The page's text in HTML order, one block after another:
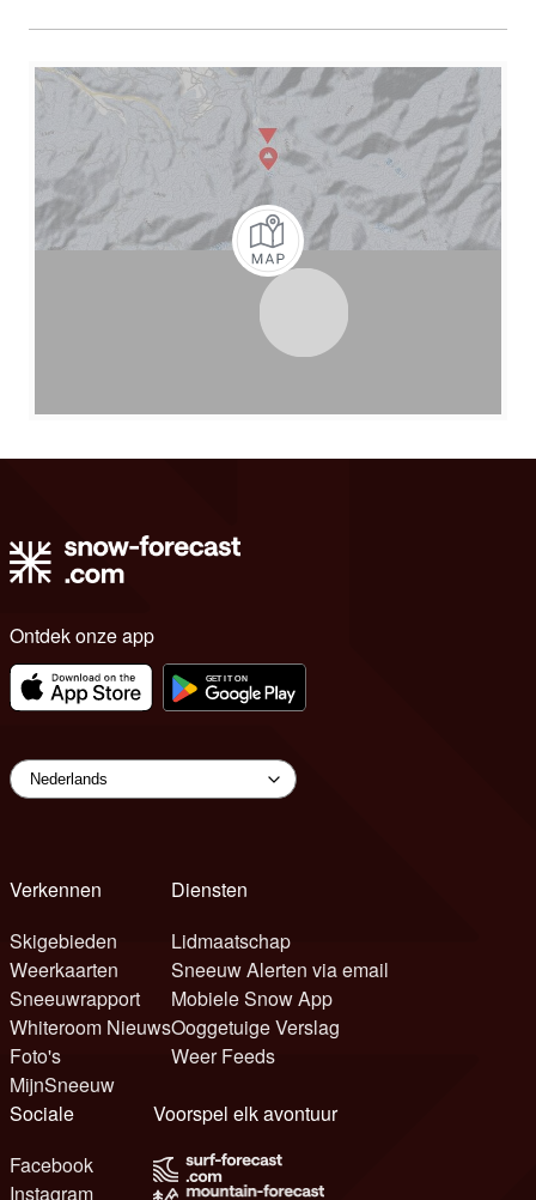
Ontdek onze app
Verkennen
Skigebieden
Weerkaarten
Sneeuwrapport
Whiteroom Nieuws
Foto's
MijnSneeuw
Diensten
Lidmaatschap
Sneeuw Alerten via email
Mobiele Snow App
Ooggetuige Verslag
Weer Feeds
Sociale
Facebook
Instagram
Voorspel elk avontuur